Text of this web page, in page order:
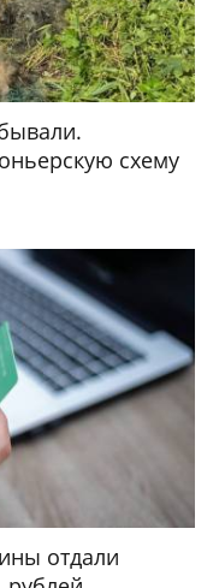
схему
отдали